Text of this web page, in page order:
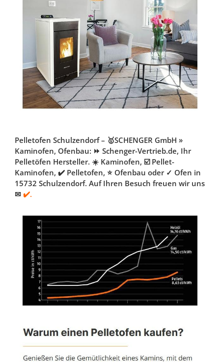
Pelletofen Schulzendorf – 🥇SCHENGER GmbH »
Kaminofen, Ofenbau: ⏩ Schenger-Vertrieb.de, Ihr
Pelletöfen Hersteller. ☀️ Kaminofen, ☑️ Pellet-
Kaminofen, ✔️ Pelletofen, ⭐ Ofenbau oder ✓ Ofen in
15732 Schulzendorf. Auf Ihren Besuch freuen wir uns
✉ ✔️.